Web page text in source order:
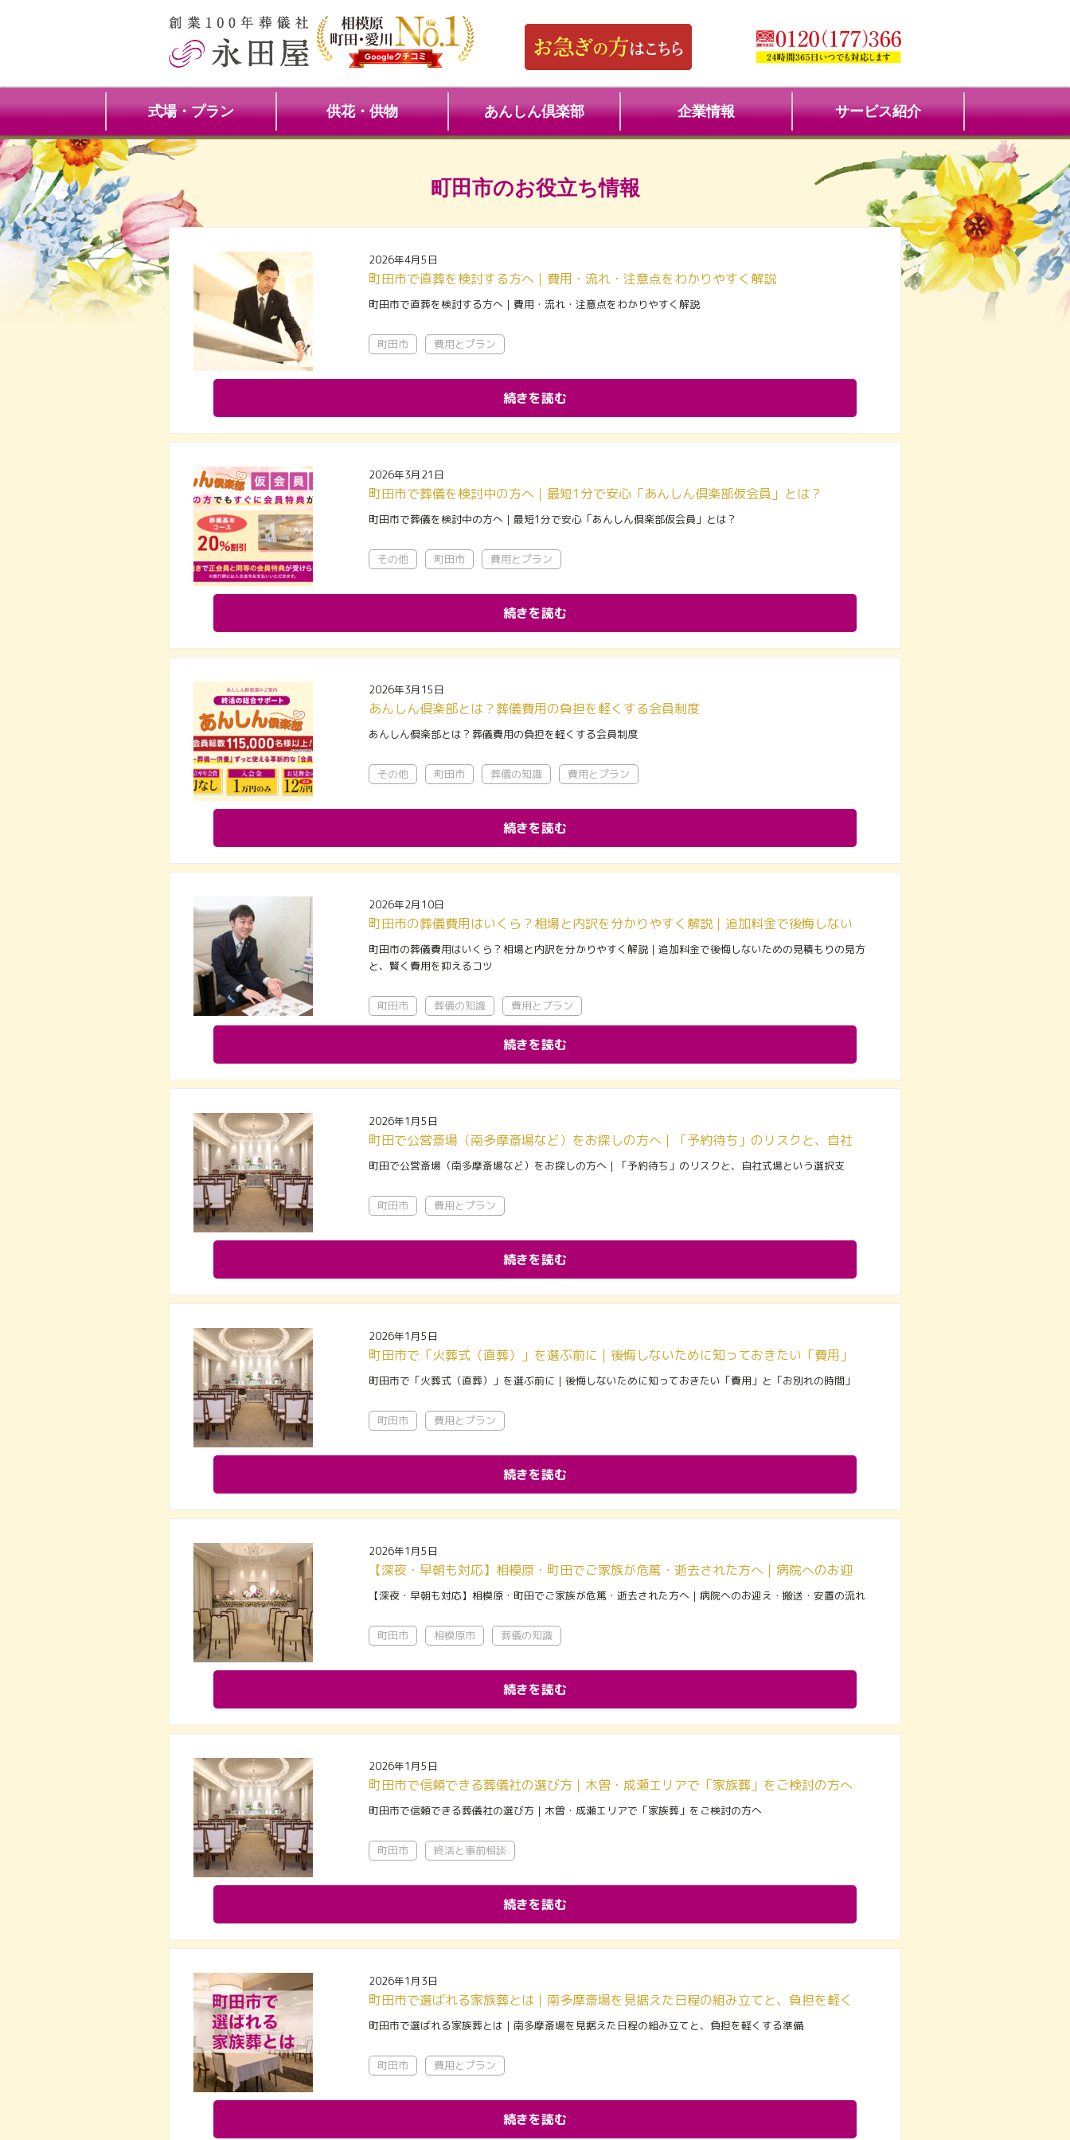
式場・プラン 供花・供物 あんしん倶楽部 企業情報 サービス紹介
町田市のお役立ち情報
2026年4月5日
町田市で直葬を検討する方へ｜費用・流れ・注意点をわかりやすく解説
町田市で直葬を検討する方へ｜費用・流れ・注意点をわかりやすく解説
町田市 費用とプラン
続きを読む
2026年3月21日
町田市で葬儀を検討中の方へ｜最短1分で安心「あんしん倶楽部仮会員」とは？
町田市で葬儀を検討中の方へ｜最短1分で安心「あんしん倶楽部仮会員」とは？
その他 町田市 費用とプラン
続きを読む
2026年3月15日
あんしん倶楽部とは？葬儀費用の負担を軽くする会員制度
あんしん倶楽部とは？葬儀費用の負担を軽くする会員制度
その他 町田市 葬儀の知識 費用とプラン
続きを読む
2026年2月10日
町田市の葬儀費用はいくら？相場と内訳を分かりやすく解説｜追加料金で後悔しないための見積もりの見方
と、賢く費用を抑えるコツ
町田市 葬儀の知識 費用とプラン
続きを読む
2026年1月5日
町田で公営斎場（南多摩斎場など）をお探しの方へ｜「予約待ち」のリスクと、自社式場という選択支
町田市 費用とプラン
続きを読む
2026年1月5日
町田市で「火葬式（直葬）」を選ぶ前に｜後悔しないために知っておきたい「費用」と「お別れの時間」
町田市 費用とプラン
続きを読む
2026年1月5日
【深夜・早朝も対応】相模原・町田でご家族が危篤・逝去された方へ｜病院へのお迎え・搬送・安置の流れ
町田市 相模原市 葬儀の知識
続きを読む
2026年1月5日
町田市で信頼できる葬儀社の選び方｜木曽・成瀬エリアで「家族葬」をご検討の方へ
町田市で信頼できる葬儀社の選び方｜木曽・成瀬エリアで「家族葬」をご検討の方へ
町田市 終活と事前相談
続きを読む
2026年1月3日
町田市で選ばれる家族葬とは｜南多摩斎場を見据えた日程の組み立てと、負担を軽くする準備
町田市 費用とプラン
続きを読む